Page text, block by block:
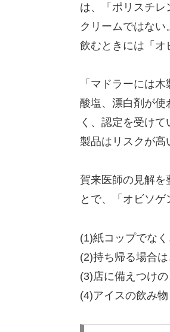
は、「ポリスチレ
クリームではない
飲むときには「オ
「マドラーには
酸塩、漂白剤が使
く、認定を受け
製品はリスクが高
賀来医師の見解を
とで、「オビソゲ
(1)紙コップでな
(2)持ち帰る場合
(3)店に備えつけ
(4)アイスの飲み